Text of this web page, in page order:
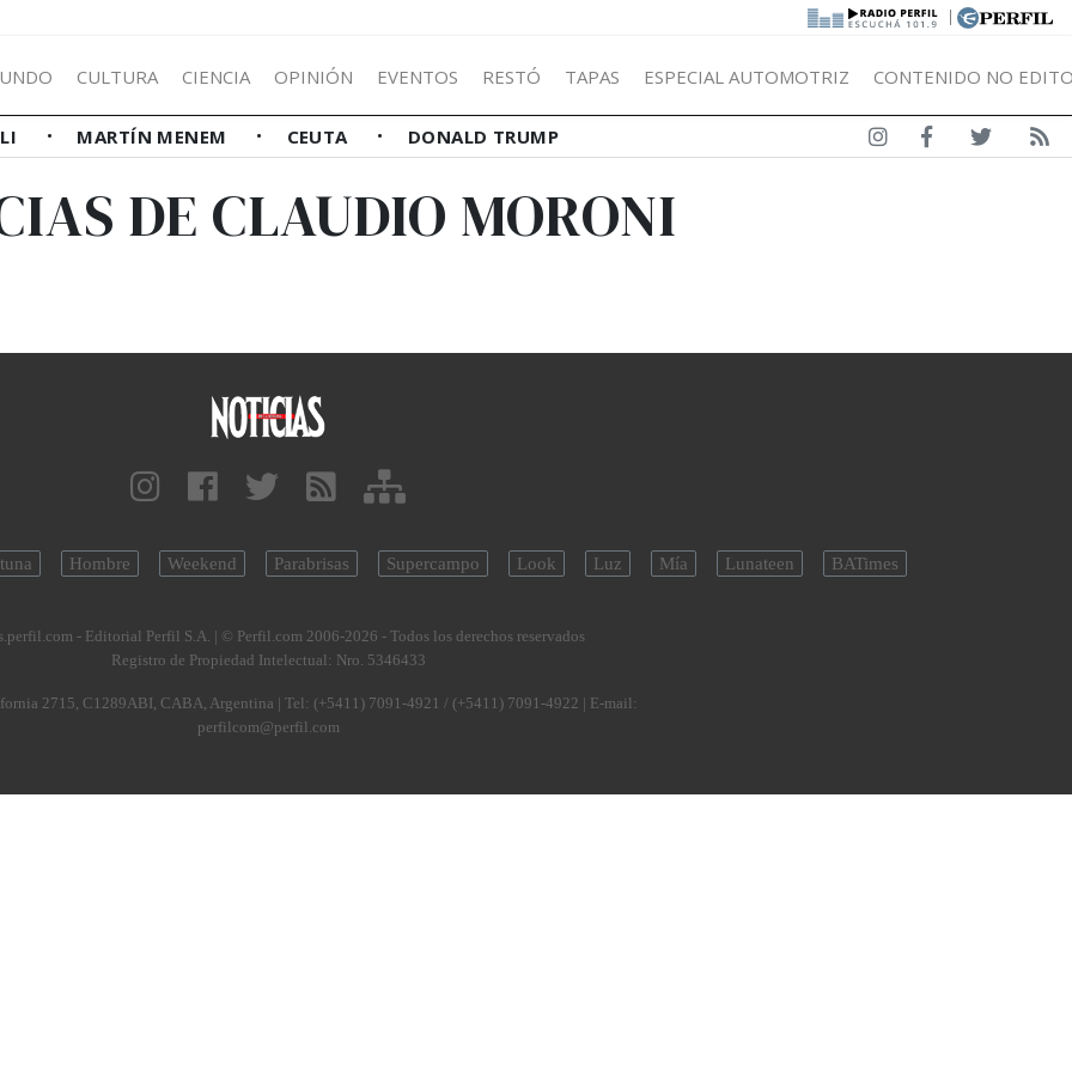
|
CULTURA CIENCIA OPINIÓN EVENTOS RESTÓ TAPAS ESPECIAL AUTOMOTRIZ CONTENIDO NO
MARTÍN MENEM CEUTA DONALD TRUMP
DE CLAUDIO MORONI
Hombre Weekend Parabrisas Supercampo Look Luz Mía Lunateen BATimes
- Editorial Perfil S.A. | © Perfil.com 2006-2026 - Todos los derechos reservados
Registro de Propiedad Intelectual: Nro. 5346433
2715, C1289ABI, CABA, Argentina | Tel: (+5411) 7091-4921 / (+5411) 7091-4922 | E-mail:
perfilcom@perfil.com